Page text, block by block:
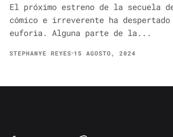
El próximo estreno de la secuela
cómico e irreverente ha despertado
euforia. Alguna parte de la...
STEPHANYE REYES 15 AGOSTO, 2024